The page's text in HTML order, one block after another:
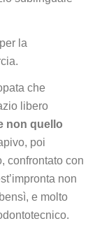
la
che
libero
non quello
poi
confrontato con
non
e molto